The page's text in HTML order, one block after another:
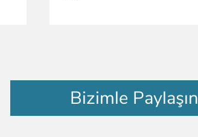
Bizimle Paylaşın